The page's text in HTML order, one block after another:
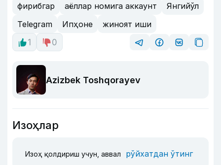
фирибгар аёллар номига аккаунт
Янгийўл
Telegram
Ипҳоне
жиноят иши
1
0
Azizbek Toshqorayev
Изоҳлар
Изоҳ қолдириш учун, аввал рўйхатдан ўтинг